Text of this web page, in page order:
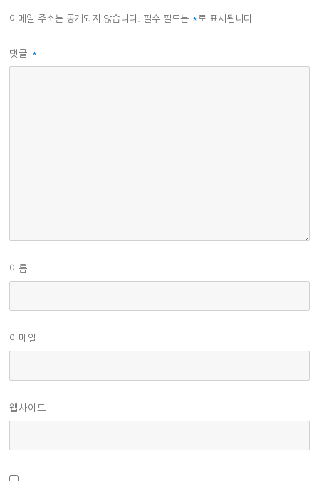
이메일 주소는 공개되지 않습니다. 필수 필드는 * 로 표시됩니다
댓글 *
이름
이메일
웹사이트